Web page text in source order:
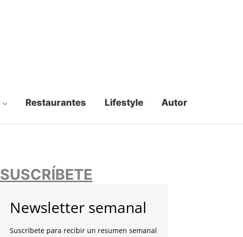
Restaurantes Lifestyle Autor
SUSCRÍBETE
Newsletter semanal
Suscríbete para recibir un resumen semanal